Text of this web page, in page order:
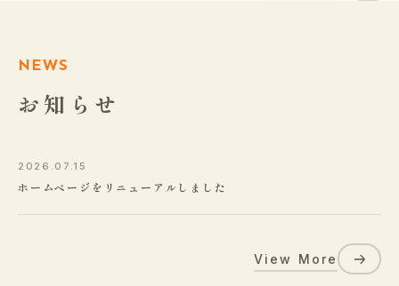
NEWS
お知らせ
2026.07.15
ホームページをリニューアルしました
View More